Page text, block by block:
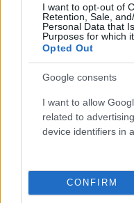
I want to opt-out of
Retention, Sale,
Personal Data that
Purposes for which
Opted Out
Google consents
I want to allow
related to
device identifiers in
CONFIRM
Τέμπη: «Αρκετά με
δηλώνει η Μαρία
στήριξη και του